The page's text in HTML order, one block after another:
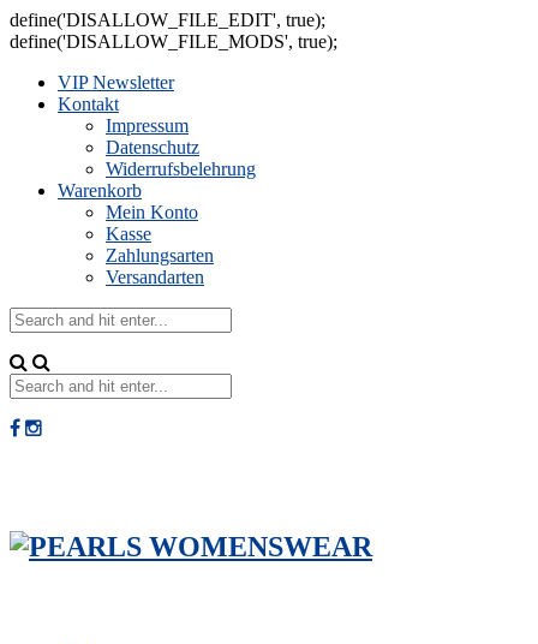
define('DISALLOW_FILE_EDIT', true);
define('DISALLOW_FILE_MODS', true);
VIP Newsletter
Kontakt
Impressum
Datenschutz
Widerrufsbelehrung
Warenkorb
Mein Konto
Kasse
Zahlungsarten
Versandarten